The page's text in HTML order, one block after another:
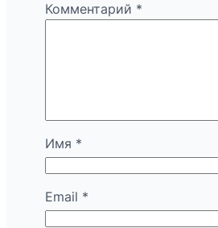
Комментарий *
Имя *
Email *